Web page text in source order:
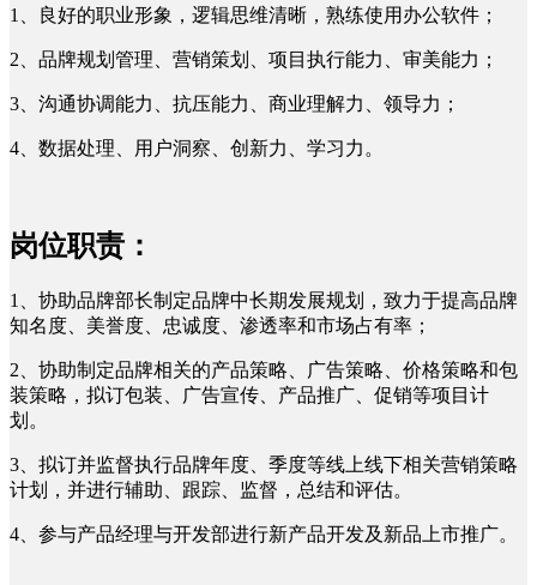
1、良好的职业形象，逻辑思维清晰，熟练使用办公软件；
2、品牌规划管理、营销策划、项目执行能力、审美能力；
3、沟通协调能力、抗压能力、商业理解力、领导力；
4、数据处理、用户洞察、创新力、学习力。
岗位职责：
1、协助品牌部长制定品牌中长期发展规划，致力于提高品牌
知名度、美誉度、忠诚度、渗透率和市场占有率；
2、协助制定品牌相关的产品策略、广告策略、价格策略和包
装策略，拟订包装、广告宣传、产品推广、促销等项目计
划。
3、拟订并监督执行品牌年度、季度等线上线下相关营销策略
计划，并进行辅助、跟踪、监督，总结和评估。
4、参与产品经理与开发部进行新产品开发及新品上市推广。